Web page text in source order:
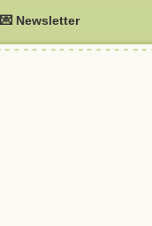
💌 Newsletter